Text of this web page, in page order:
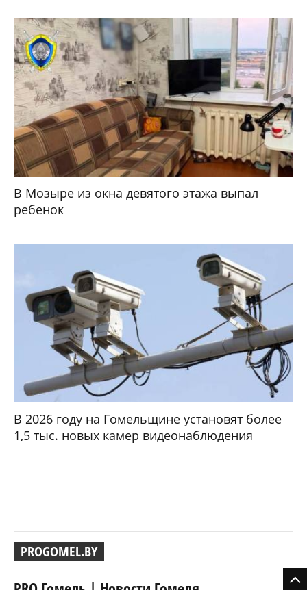
В Мозыре из окна девятого этажа выпал
ребенок
В 2026 году на Гомельщине установят более
1,5 тыс. новых камер видеонаблюдения
PROGOMEL.BY